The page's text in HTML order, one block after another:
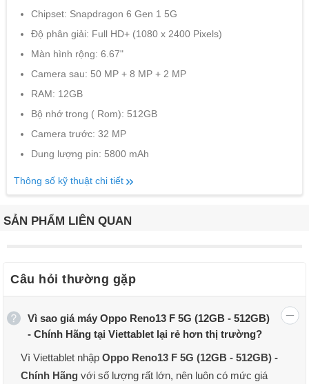
Chipset: Snapdragon 6 Gen 1 5G
Độ phân giải: Full HD+ (1080 x 2400 Pixels)
Màn hình rộng: 6.67"
Camera sau: 50 MP + 8 MP + 2 MP
RAM: 12GB
Bộ nhớ trong ( Rom): 512GB
Camera trước: 32 MP
Dung lượng pin: 5800 mAh
Thông số kỹ thuật chi tiết
SẢN PHẨM LIÊN QUAN
Câu hỏi thường gặp
Vì sao giá máy Oppo Reno13 F 5G (12GB - 512GB)
- Chính Hãng tại Viettablet lại rẻ hơn thị trường?
Vì Viettablet nhậpOppo Reno13 F 5G (12GB - 512GB) -
Chính Hãng với số lượng rất lớn, nên luôn có mức giá